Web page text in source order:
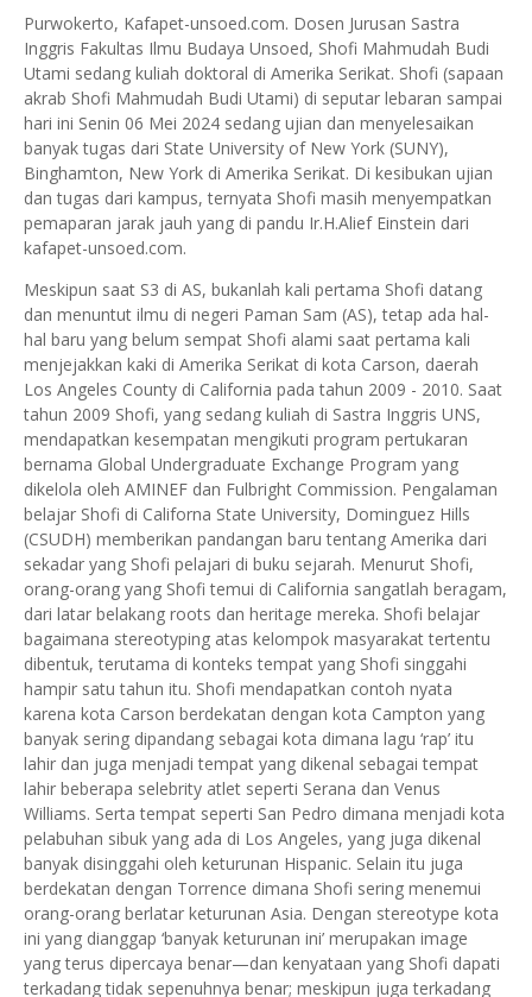
Purwokerto, Kafapet-unsoed.com. Dosen Jurusan Sastra
Inggris Fakultas Ilmu Budaya Unsoed, Shofi Mahmudah Budi
Utami sedang kuliah doktoral di Amerika Serikat. Shofi (sapaan
akrab Shofi Mahmudah Budi Utami) di seputar lebaran sampai
hari ini Senin 06 Mei 2024 sedang ujian dan menyelesaikan
banyak tugas dari State University of New York (SUNY),
Binghamton, New York di Amerika Serikat. Di kesibukan ujian
dan tugas dari kampus, ternyata Shofi masih menyempatkan
pemaparan jarak jauh yang di pandu Ir.H.Alief Einstein dari
kafapet-unsoed.com.
Meskipun saat S3 di AS, bukanlah kali pertama Shofi datang
dan menuntut ilmu di negeri Paman Sam (AS), tetap ada hal-
hal baru yang belum sempat Shofi alami saat pertama kali
menjejakkan kaki di Amerika Serikat di kota Carson, daerah
Los Angeles County di California pada tahun 2009 - 2010. Saat
tahun 2009 Shofi, yang sedang kuliah di Sastra Inggris UNS,
mendapatkan kesempatan mengikuti program pertukaran
bernama Global Undergraduate Exchange Program yang
dikelola oleh AMINEF dan Fulbright Commission. Pengalaman
belajar Shofi di Californa State University, Dominguez Hills
(CSUDH) memberikan pandangan baru tentang Amerika dari
sekadar yang Shofi pelajari di buku sejarah. Menurut Shofi,
orang-orang yang Shofi temui di California sangatlah beragam,
dari latar belakang roots dan heritage mereka. Shofi belajar
bagaimana stereotyping atas kelompok masyarakat tertentu
dibentuk, terutama di konteks tempat yang Shofi singgahi
hampir satu tahun itu. Shofi mendapatkan contoh nyata
karena kota Carson berdekatan dengan kota Campton yang
banyak sering dipandang sebagai kota dimana lagu ‘rap’ itu
lahir dan juga menjadi tempat yang dikenal sebagai tempat
lahir beberapa selebrity atlet seperti Serana dan Venus
Williams. Serta tempat seperti San Pedro dimana menjadi kota
pelabuhan sibuk yang ada di Los Angeles, yang juga dikenal
banyak disinggahi oleh keturunan Hispanic. Selain itu juga
berdekatan dengan Torrence dimana Shofi sering menemui
orang-orang berlatar keturunan Asia. Dengan stereotype kota
ini yang dianggap ‘banyak keturunan ini’ merupakan image
yang terus dipercaya benar—dan kenyataan yang Shofi dapati
terkadang tidak sepenuhnya benar; meskipun juga terkadang